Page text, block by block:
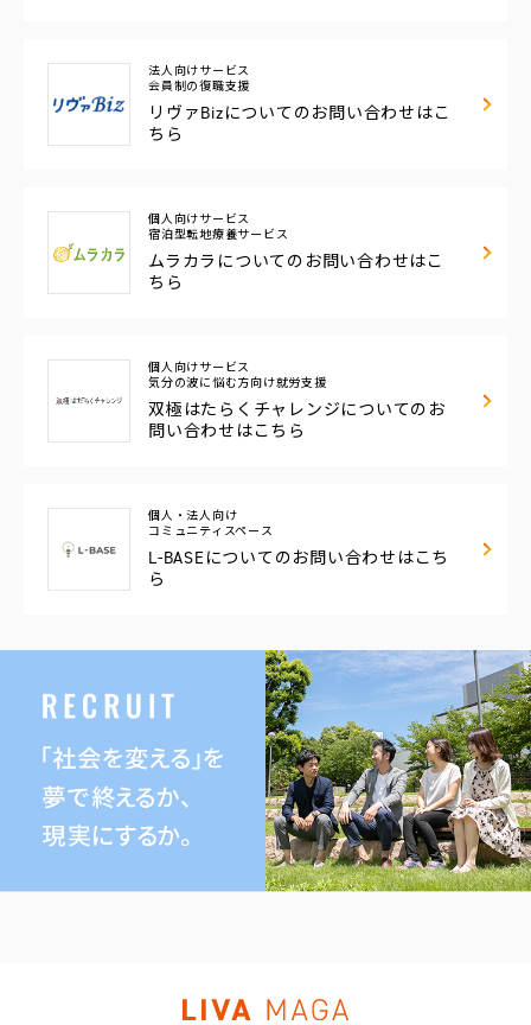
法人向けサービス
会員制の復職支援
リヴァBizについてのお問い合わせはこ
ちら
個人向けサービス
宿泊型転地療養サービス
ムラカラについての お問い合わせはこ
ちら
個人向けサービス
気分の波に悩む方向け就労支援
双極はたらくチャレンジについてのお
問い合わせはこちら
個人・法人向け
コミュニティスペース
L-BASEについてのお問い合わせはこち
ら